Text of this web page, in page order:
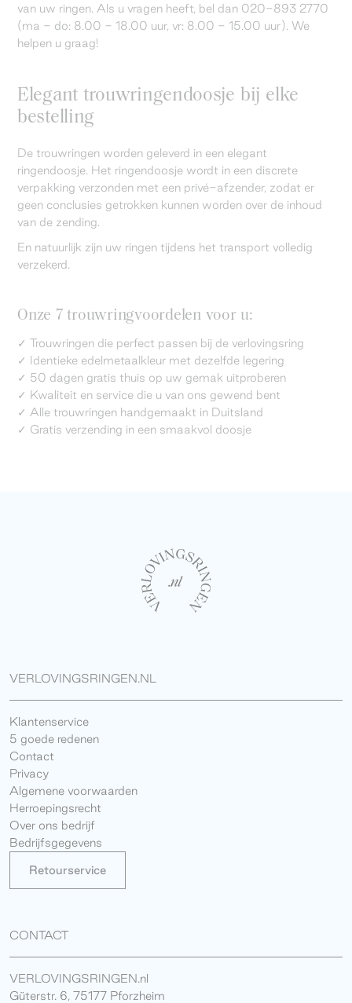
van uw ringen. Als u vragen heeft, bel dan 020-893 2770
(ma - do: 8.00 - 18.00 uur, vr: 8.00 - 15.00 uur). We
helpen u graag!
Elegant trouwringendoosje bij elke
bestelling
De trouwringen worden geleverd in een elegant
ringendoosje. Het ringendoosje wordt in een discrete
verpakking verzonden met een privé-afzender, zodat er
geen conclusies getrokken kunnen worden over de inhoud
van de zending.
En natuurlijk zijn uw ringen tijdens het transport volledig
verzekerd.
Onze 7 trouwringvoordelen voor u:
✓ Trouwringen die perfect passen bij de verlovingsring
✓ Identieke edelmetaalkleur met dezelfde legering
✓ 50 dagen gratis thuis op uw gemak uitproberen
✓ Kwaliteit en service die u van ons gewend bent
✓ Alle trouwringen handgemaakt in Duitsland
✓ Gratis verzending in een smaakvol doosje
VERLOVINGSRINGEN.NL
Klantenservice
5 goede redenen
Contact
Privacy
Algemene voorwaarden
Herroepingsrecht
Over ons bedrijf
Bedrijfsgegevens
Retourservice
CONTACT
VERLOVINGSRINGEN.nl
Güterstr. 6, 75177 Pforzheim